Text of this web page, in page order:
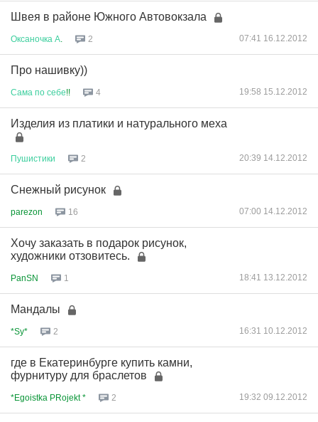
Швея в районе Южного Автовокзала
Оксаночка А 2 07:41 16.12.2012
Про нашивку))
Сама по себе!! 4 19:58 15.12.2012
Изделия из платики и натурального меха
Пушистики 2 20:39 14.12.2012
Снежный рисунок
parezon 16 07:00 14.12.2012
Хочу заказать в подарок рисунок,
художники отзовитесь.
PanSN 1 18:41 13.12.2012
Мандалы
*Sy* 2 16:31 10.12.2012
где в Екатеринбурге купить камни,
фурнитуру для браслетов
*Egoistka PRojekt * 2 19:32 09.12.2012